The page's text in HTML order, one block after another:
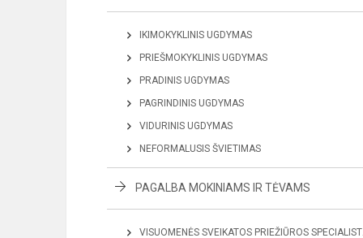
IKIMOKYKLINIS UGDYMAS
PRIEŠMOKYKLINIS UGDYMAS
PRADINIS UGDYMAS
PAGRINDINIS UGDYMAS
VIDURINIS UGDYMAS
NEFORMALUSIS ŠVIETIMAS
PAGALBA MOKINIAMS IR TĖVAMS
VISUOMENĖS SVEIKATOS PRIEŽIŪROS